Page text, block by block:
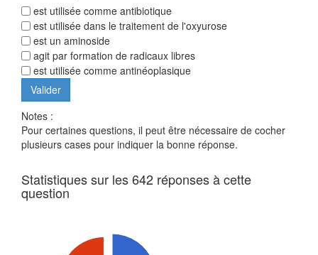
est utilisée comme antibiotique
est utilisée dans le traitement de l'oxyurose
est un aminoside
agit par formation de radicaux libres
est utilisée comme antinéoplasique
Notes :
Pour certaines questions, il peut être nécessaire de cocher
plusieurs cases pour indiquer la bonne réponse.
Statistiques sur les 642 réponses à cette
question